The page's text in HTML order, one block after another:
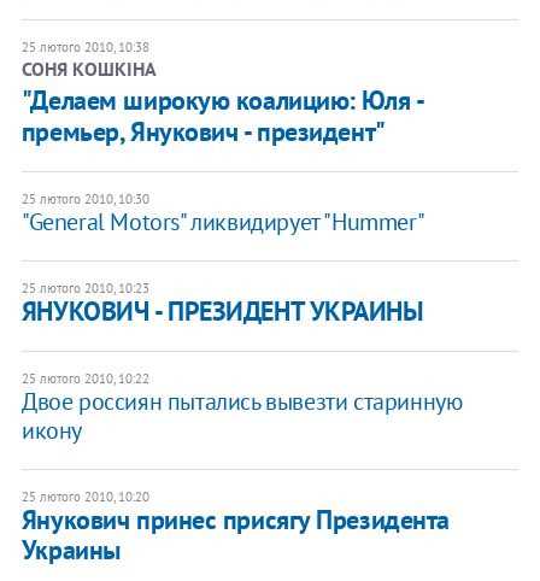
25 лютого 2010, 10:38
СОНЯ КОШКІНА
"Делаем широкую коалицию: Юля -
премьер, Янукович - президент"
25 лютого 2010, 10:30
"General Motors" ликвидирует "Hummer"
25 лютого 2010, 10:23
ЯНУКОВИЧ - ПРЕЗИДЕНТ УКРАИНЫ
25 лютого 2010, 10:22
Двое россиян пытались вывезти старинную
икону
25 лютого 2010, 10:20
Янукович принес присягу Президента
Украины